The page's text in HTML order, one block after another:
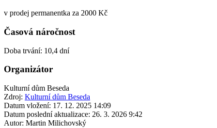
v prodej permanentka za 2000 Kč
Časová náročnost
Doba trvání: 10,4 dní
Organizátor
Kulturní dům Beseda
Zdroj: Kulturní dům Beseda
Datum vložení: 17. 12. 2025 14:09
Datum poslední aktualizace: 26. 3. 2026 9:42
Autor: Martin Milichovský